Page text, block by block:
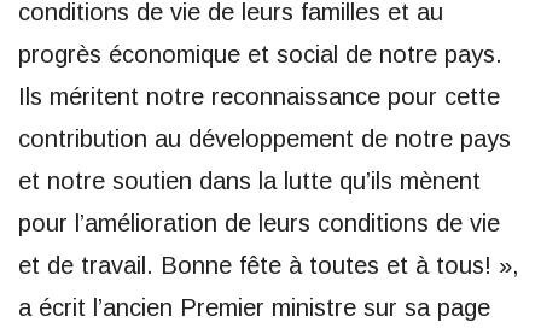
conditions de vie de leurs familles et au
progrès économique et social de notre pays.
Ils méritent notre reconnaissance pour cette
contribution au développement de notre pays
et notre soutien dans la lutte qu’ils mènent
pour l’amélioration de leurs conditions de vie
et de travail. Bonne fête à toutes et à tous! »,
a écrit l’ancien Premier ministre sur sa page